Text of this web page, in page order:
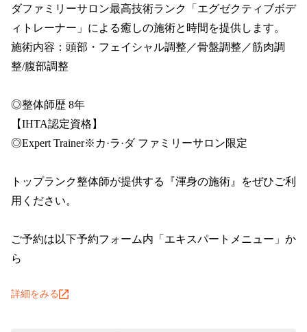
世界のカラダファクトリー
メディア掲載情報
法人のお客様へ
ご意見・お問い合わせ
採用情報
ダファミリーサロン最高技術ランク「エグゼクティブボデ
ィトレーナー」による癒しの施術と時間を提供します。
施術内容：頭部・フェイシャル調整／骨盤調整／筋肉調
整/腹部調整
◎整体師歴 8年
【IHTA認定資格】
◎Expert Trainer※カ·ラ·ダ ファミリーサロン限定
トップランク整体師が提供する『渾身の施術』をぜひご利
用ください。
ご予約は以下予約フォーム内「エキスパートメニュー」か
ら
詳細をみる